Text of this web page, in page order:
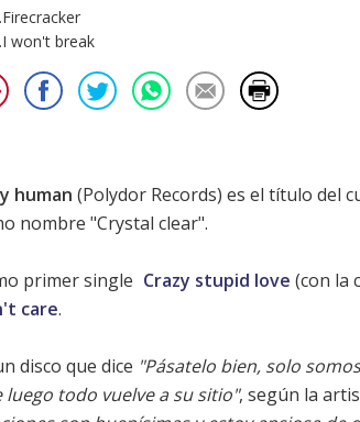
won't break
human (Polydor Records) es el título del
nombre "Crystal clear".
primer single Crazy stupid love (con la
care.
disco que dice "Pásatelo bien, solo
luego todo vuelve a su sitio", según la